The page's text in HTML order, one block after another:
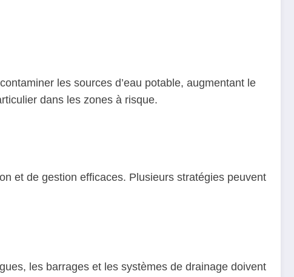
les sources d’eau potable, augmentant le
dans les zones à risque.
et de gestion efficaces. Plusieurs stratégies peuvent
les barrages et les systèmes de drainage doivent